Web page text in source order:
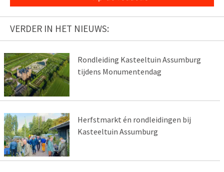
VERDER IN HET NIEUWS:
Rondleiding Kasteeltuin Assumburg
tijdens Monumentendag
Herfstmarkt én rondleidingen bij
Kasteeltuin Assumburg